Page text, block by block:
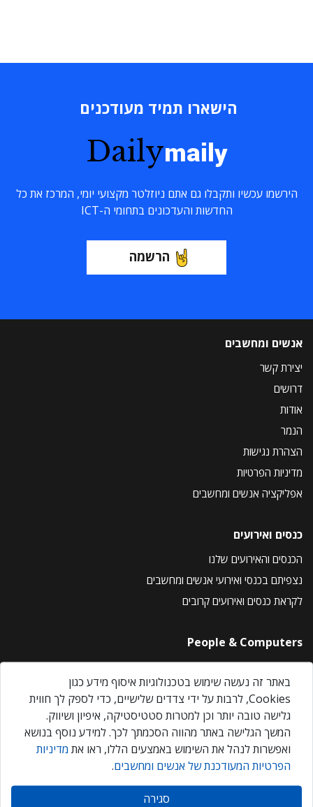
הישארו תמיד מעודכנים
Dailymaily
הירשמו עכשיו ותקבלו גם אתם ניוזלטר מקצועי יומי, המרכז את כל
החדשות והעדכונים בתחומי ה-ICT
הרשמה
אנשים ומחשבים
יצירת קשר
דרושים
אודות
הנמר
הצהרת נגישות
מדיניות הפרטיות
אפליקציה אנשים ומחשבים
כנסים ואירועים
הכנסים והאירועים שלנו
נצפיתם בכנסי ואירועי אנשים ומחשבים
לקראת כנסים ואירועים קרובים
People & Computers
About Us
Privacy Policy
Contact Us
Our Events
אנשים ומחשבים © 2026 – כל הזכויות שמורות
באתר זה נעשה שימוש בטכנולוגיות איסוף מידע כגון
Cookies, לרבות על ידי צדדים שלישיים, כדי לספק לך חווית
גלישה טובה יותר וכן למטרות סטטיסטיקה, איפיון ושיווק.
המשך הגלישה באתר מהווה הסכמתך לכך. למידע נוסף בנושא
ואפשרות לנהל את השימוש באמצעים הללו, ראו את מדיניות
הפרטיות המעודכנת של אנשים ומחשבים.
סגירה